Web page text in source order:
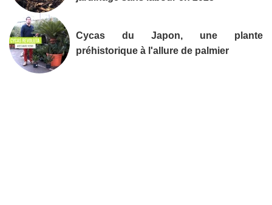
Cycas du Japon, une plante
préhistorique à l'allure de palmier